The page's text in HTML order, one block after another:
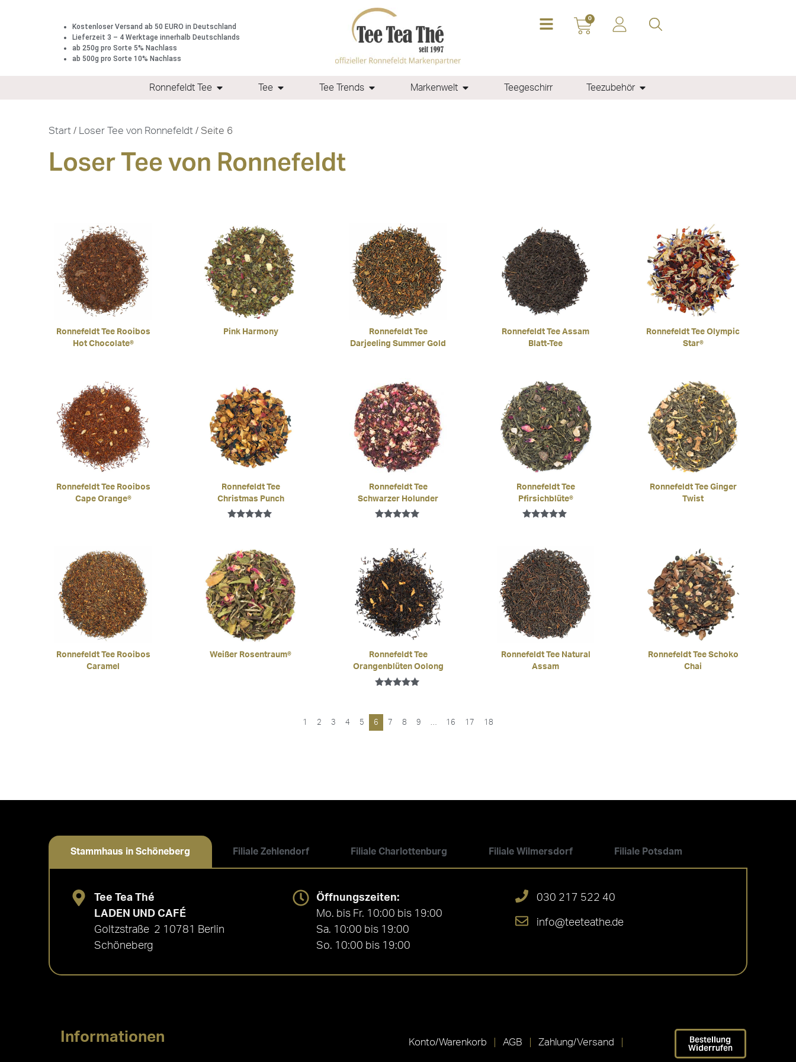
Kostenloser Versand ab 50 EURO in Deutschland
Lieferzeit 3 – 4 Werktage innerhalb Deutschlands
ab 250g pro Sorte 5% Nachlass
ab 500g pro Sorte 10% Nachlass
0
Ronnefeldt Tee Tee Tee Trends Markenwelt Teegeschirr Teezubehör
Start / Loser Tee von Ronnefeldt / Seite 6
Loser Tee von Ronnefeldt
Ronnefeldt Tee Rooibos
Hot Chocolate®
Pink Harmony
Ronnefeldt Tee
Darjeeling Summer Gold
Ronnefeldt Tee Assam
Blatt-Tee
Ronnefeldt Tee Olympic
Star®
Ronnefeldt Tee Rooibos
Cape Orange®
Ronnefeldt Tee
Christmas Punch
Ronnefeldt Tee
Schwarzer Holunder
Ronnefeldt Tee
Pfirsichblüte®
Ronnefeldt Tee Ginger
Twist
Ronnefeldt Tee Rooibos
Caramel
Weißer Rosentraum®
Ronnefeldt Tee
Orangenblüten Oolong
Ronnefeldt Tee Natural
Assam
Ronnefeldt Tee Schoko
Chai
1 2 3 4 5 6 7 8 9 16 17 18
Stammhaus in Schöneberg Filiale Zehlendorf Filiale Charlottenburg Filiale Wilmersdorf Filiale Potsdam
Tee Tea Thé
LADEN UND CAFÉ
Goltzstraße 2 10781 Berlin
Schöneberg
Öffnungszeiten:
Mo. bis Fr. 10:00 bis 19:00
Sa. 10:00 bis 19:00
So. 10:00 bis 19:00
030 217 522 40
info@teeteathe.de
Informationen Konto/Warenkorb AGB Zahlung/Versand Bestellung
Widerrufen